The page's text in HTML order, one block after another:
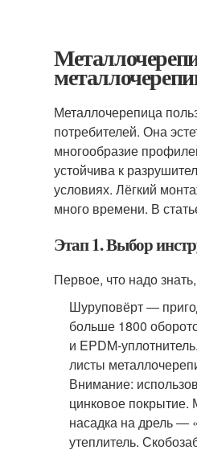
Металлочерепица
потребителей. Она
многообразие
устойчива к
условиях. Лёгкий
много времени. В
Этап 1. Выбор
Первое, что надо
Шуруповёрт ―
больше 1800
и EPDM-
листы
Внимание:
цинковое покрытие.
насадка на дрель ―
утеплитель.